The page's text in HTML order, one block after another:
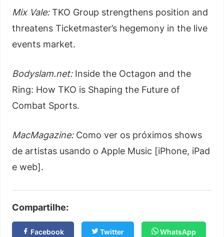
Mix Vale:TKO Group strengthens position and
threatens Ticketmaster’s hegemony in the live
events market.
Bodyslam.net:Inside the Octagon and the
Ring: How TKO is Shaping the Future of
Combat Sports.
MacMagazine:Como ver os próximos shows
de artistas usando o Apple Music [iPhone, iPad
e web].
Compartilhe:
Facebook Twitter WhatsApp